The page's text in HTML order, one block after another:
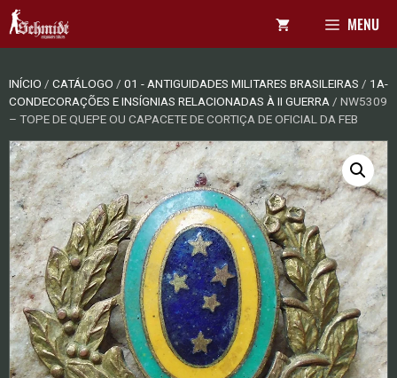
Pular
para
o
conteúdo
MENU
INÍCIO / CATÁLOGO / 01 - ANTIGUIDADES MILITARES BRASILEIRAS / 1A-
CONDECORAÇÕES E INSÍGNIAS RELACIONADAS À II GUERRA / NW5309
– TOPE DE QUEPE OU CAPACETE DE CORTIÇA DE OFICIAL DA FEB